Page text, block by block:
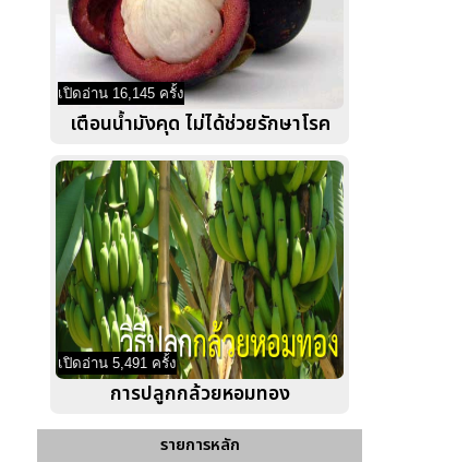
เปิดอ่าน 16,145 ครั้ง
เตือนน้ำมังคุด ไม่ได้ช่วยรักษาโรค
เปิดอ่าน 5,491 ครั้ง
การปลูกกล้วยหอมทอง
รายการหลัก